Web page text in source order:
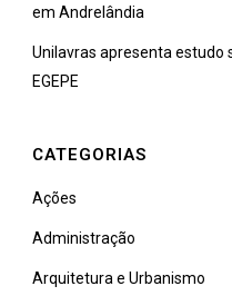
em Andrelândia
Unilavras apresenta estudo
EGEPE
CATEGORIAS
Ações
Administração
Arquitetura e Urbanismo